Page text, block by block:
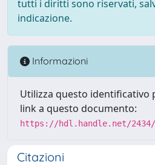
tutti i diritti sono riservati,
indicazione.
Informazioni
Utilizza questo identificativo
link a questo documento:
https://hdl.handle.net/2434/
Citazioni